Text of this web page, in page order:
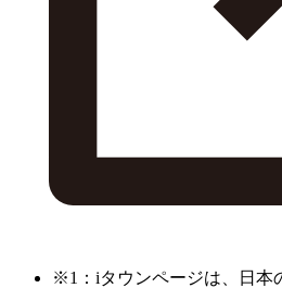
※1：iタウンページは、日本